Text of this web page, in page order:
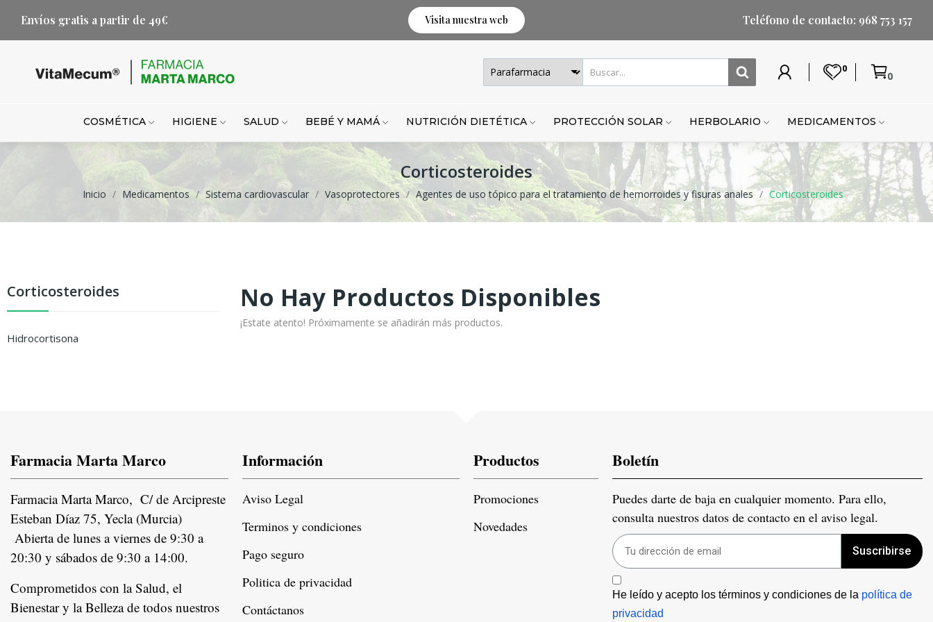
Envíos gratis a partir de 49€ Visita nuestra web Teléfono de contacto: 968 753 157
0
Lista
Carrito 0
COSMÉTICA HIGIENE SALUD BEBÉ Y MAMÁ NUTRICIÓN DIETÉTICA PROTECCIÓN SOLAR HERBOLARIO MEDICAMENTOS
Corticosteroides
Inicio Medicamentos Sistema cardiovascular Vasoprotectores Agentes de uso tópico para el tratamiento de hemorroides y fisuras anales Corticosteroides
Corticosteroides
Hidrocortisona
No Hay Productos Disponibles
¡Estate atento! Próximamente se añadirán más productos.
Farmacia Marta Marco
Farmacia Marta Marco, C/ de Arcipreste
Esteban Díaz 75, Yecla (Murcia)
Abierta de lunes a viernes de 9:30 a
20:30 y sábados de 9:30 a 14:00.
Comprometidos con la Salud, el
Bienestar y la Belleza de todos nuestros
Información
Aviso Legal
Terminos y condiciones
Pago seguro
Politica de privacidad
Contáctanos
Productos
Promociones
Novedades
Boletín
Puedes darte de baja en cualquier momento. Para ello,
consulta nuestros datos de contacto en el aviso legal.
Suscribirse
He leído y acepto los términos y condiciones de la política de
privacidad